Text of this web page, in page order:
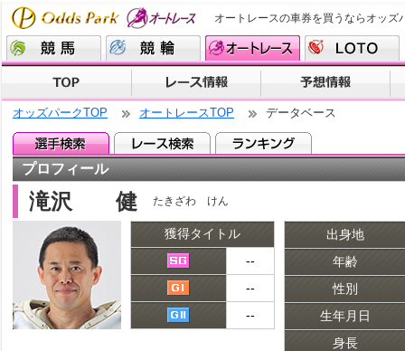
オートレースの車券を買うならオッズ
オッズパークTOP オートレースTOP データベース
プロフィール
滝沢 健 たきざわ けん
獲得タイトル
--
--
--
出身地
年齢
性別
生年月日
身長